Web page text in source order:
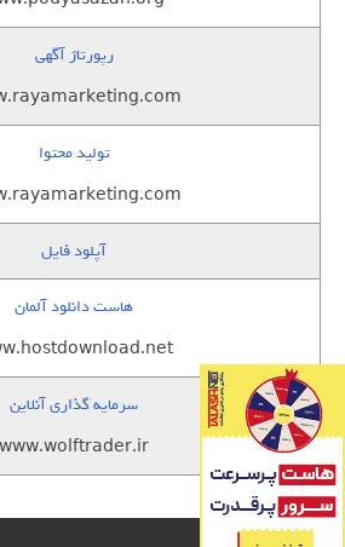
رپورتاژ آگهی
تولید محتوا
آپلود فایل
هاست دانلود آلمان
سرمایه گذاری آنلاین
www.wolftrader.ir